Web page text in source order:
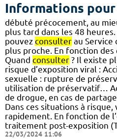
Informations
débuté précocement, au
plus tard dans les 48 heures.
pouvez consulter au Service
plus proche. En fonction
Quand consulter ? Il existe
risque d’exposition viral :
sexuelle : rupture de
utilisation de préservatif…
de drogue, en cas de
Dans ces situations à risque,
rapidement. En fonction de
traitement post-exposition
22/03/2024 11:06